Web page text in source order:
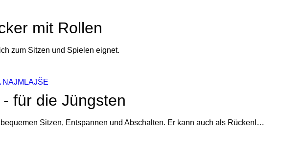
mit Rollen
zum Sitzen und Spielen eignet.
für die Jüngsten
Sitzen, Entspannen und Abschalten. Er kann auch als Rückenl…